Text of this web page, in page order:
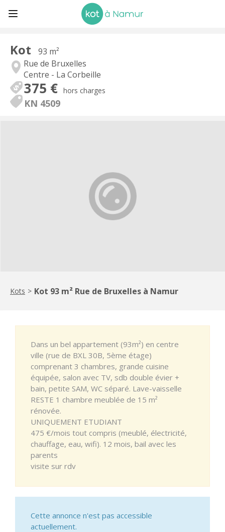
Kot
93 m²
Rue de Bruxelles
Centre - La Corbeille
375 € hors charges
KN 4509
Kots > Kot 93 m² Rue de Bruxelles à Namur
Dans un bel appartement (93m²) en centre
ville (rue de BXL 30B, 5ème étage)
comprenant 3 chambres, grande cuisine
équipée, salon avec TV, sdb double évier +
bain, petite SAM, WC séparé. Lave-vaisselle
RESTE 1 chambre meublée de 15 m²
rénovée.
UNIQUEMENT ETUDIANT
475 €/mois tout compris (meublé, électricité,
chauffage, eau, wifi). 12 mois, bail avec les
parents
visite sur rdv
Cette annonce n'est pas accessible
actuellement.